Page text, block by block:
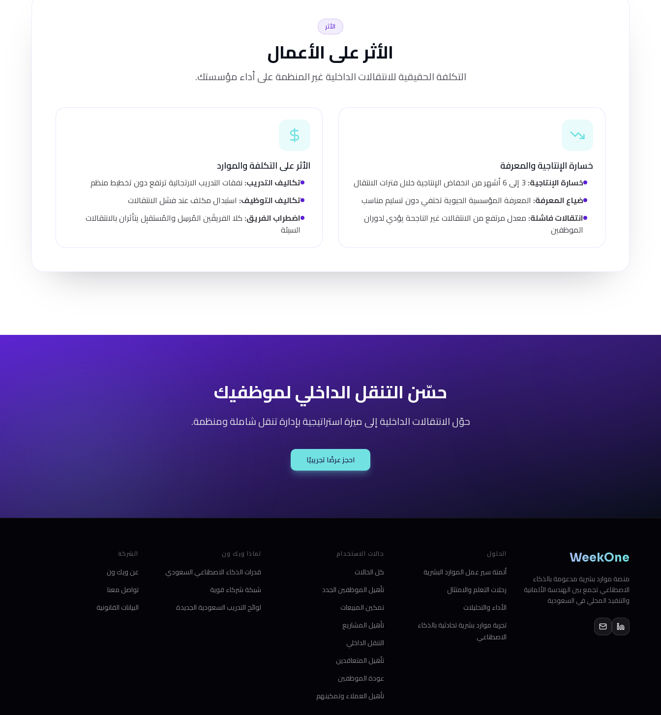
الأثر
الأثر على الأعمال
التكلفة الحقيقية للانتقالات الداخلية غير المنظمة على أداء مؤسستك.
خسارة الإنتاجية والمعرفة
خسارة الإنتاجية:
ضياع المعرفة: المعرفة المؤسسية الحيوية تختفي دون تسليم مناسب
انتقالات فاشلة: معدل مرتفع من الانتقالات غير الناجحة يؤدي لدوران
الموظفين
الأثر على التكلفة والموارد
تكاليف التدريب: نفقات التدريب الارتجالية ترتفع دون تخطيط منظم
تكاليف التوظيف: استبدال مكلف عند فشل الانتقالات
اضطراب الفريق: كلا الفريقَين المُرسِل والمُستقبِل يتأثران بالانتقالات
السيئة
حسّن التنقل الداخلي لموظفيك
حوّل الانتقالات الداخلية إلى ميزة استراتيجية بإدارة تنقل شاملة ومنظمة.
احجز عرضًا تجريبيًا
WeekOne
منصة موارد بشرية مدعومة بالذكاء
الاصطناعي تجمع بين الهندسة الألمانية
والتنفيذ المحلي في السعودية
الحلول
أتمتة سير عمل الموارد البشرية
رحلات التعلم والامتثال
الأداء والتحليلات
تجربة موارد بشرية تحادثية بالذكاء
الاصطناعي
حالات الاستخدام
كل الحالات
تأهيل الموظفين الجدد
تمكين المبيعات
تأهيل المشاريع
التنقل الداخلي
تأهيل المتعاقدين
عودة الموظفين
تأهيل العملاء وتمكينهم
لماذا ويك ون
قدرات الذكاء الاصطناعي السعودي
شبكة شركاء قوية
لوائح التدريب السعودية الجديدة
الشركة
عن ويك ون
تواصل معنا
البيانات القانونية